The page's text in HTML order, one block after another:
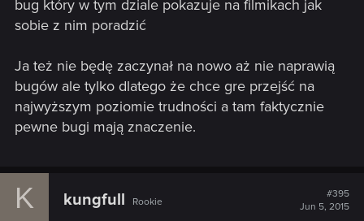
bug który w tym dziale pokazuje na filmikach jak
sobie z nim poradzić
Ja też nie będę zaczynał na nowo aż nie naprawią
bugów ale tylko dlatego że chce gre przejść na
najwyższym poziomie trudności a tam faktycznie
pewne bugi mają znaczenie.
K kungfull Rookie
#395
Jun 5, 2015